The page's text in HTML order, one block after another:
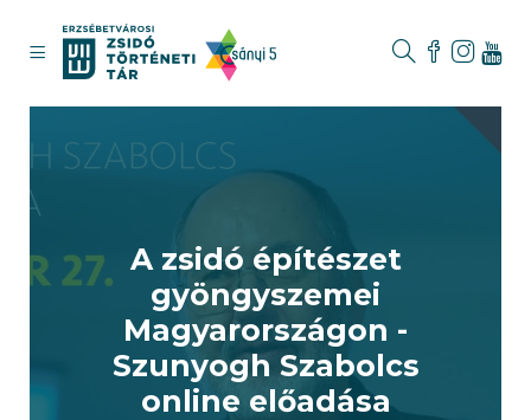
A zsidó építészet
gyöngyszemei
Magyarországon -
Szunyogh Szabolcs
online előadása